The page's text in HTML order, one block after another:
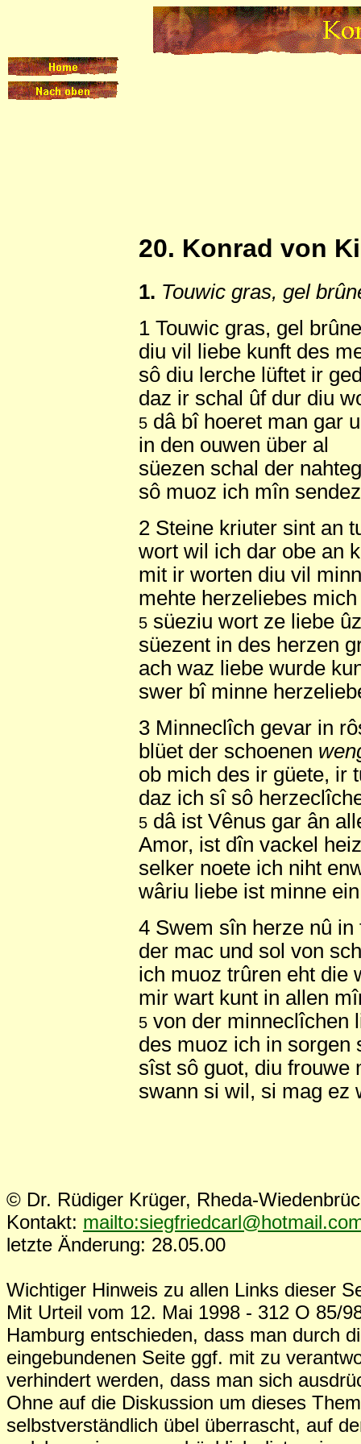
20. Konrad von
1. Touwic gras, gel
1 Touwic gras, gel
diu vil liebe kunft des
sô diu lerche lüftet ir
daz ir schal ûf dur diu
5 dâ bî hoeret man gar
in den ouwen über al
süezen schal der
sô muoz ich mîn
2 Steine kriuter sint an
wort wil ich dar obe an
mit ir worten diu vil
mehte herzeliebes
5 süeziu wort ze liebe
süezent in des herzen
ach waz liebe wurde
swer bî minne
3 Minneclîch gevar in
blüet der schoenen
ob mich des ir güete, ir
daz ich sî sô
5 dâ ist Vênus gar ân
Amor, ist dîn vackel
selker noete ich niht
wâriu liebe ist minne
4 Swem sîn herze nû in
der mac und sol von
ich muoz trûren eht die
mir wart kunt in allen
5 von der minneclîchen
des muoz ich in sorgen
sîst sô guot, diu frouwe
swann si wil, si mag ez
© Dr. Rüdiger Krüger, Rheda-
Kontakt:
letzte Änderung: 28.05.00
Wichtiger Hinweis zu allen Links dieser
Mit Urteil vom 12. Mai 1998 - 312 O 85/
Hamburg entschieden, dass man durch
eingebundenen Seite ggf. mit zu
verhindert werden, dass man sich
Ohne auf die Diskussion um dieses
selbstverständlich übel überrascht, auf